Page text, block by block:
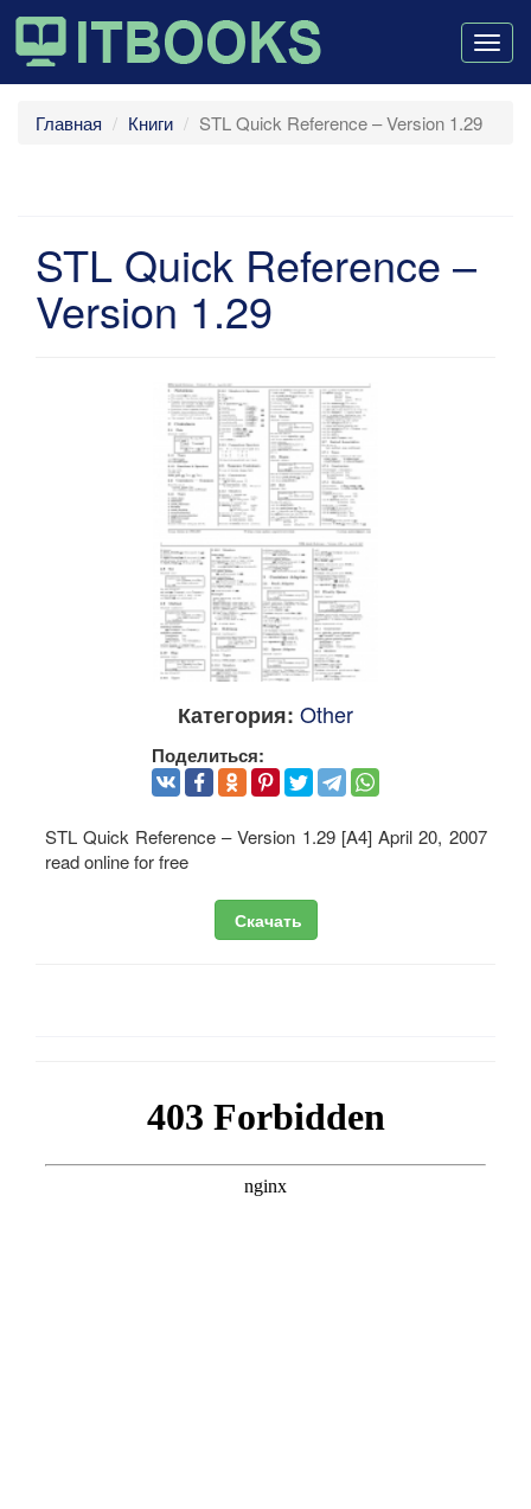
Главная Книги STL Quick Reference – Version 1.29
STL Quick Reference –
Version 1.29
Категория: Other
Поделиться:
STL Quick Reference – Version 1.29 [A4] April 20, 2007
read online for free
Скачать